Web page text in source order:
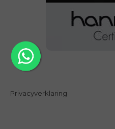
Privacyverklaring